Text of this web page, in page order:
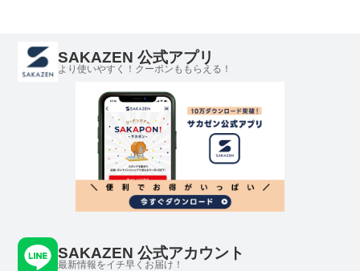
SAKAZEN 公式アプリ
より使いやすく！クーポンももらえる！
SAKAZEN 公式アカウント
最新情報をイチ早くお届け！